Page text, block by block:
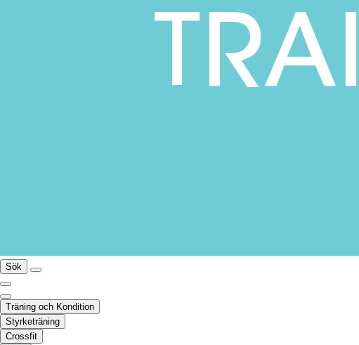
Sök
Träning och Kondition
Styrketräning
Crossfit